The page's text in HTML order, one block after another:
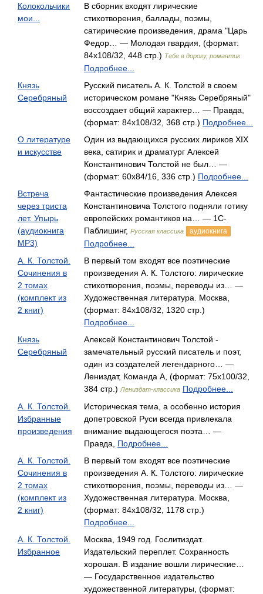
Колокольчики
мои...
В сборник входят лирические
стихотворения, баллады, поэмы,
сатирические произведения, драма "Царь
Федор… — Молодая гвардия, (формат:
84x108/32, 448 стр.) Тебе в дорогу, романтик
Подробнее...
Князь
Серебряный
Русский писатель А. К. Толстой в своем
историческом романе "Князь Серебряный"
воссоздает общий характер… — Правда,
(формат: 84x108/32, 368 стр.) Подробнее...
О литературе
и искусстве
Один из выдающихся русских лириков XIX
века, сатирик и драматург Алексей
Константинович Толстой не был… —
(формат: 60x84/16, 336 стр.) Подробнее...
Встреча
через триста
лет. Упырь
(аудиокнига
MP3)
Фантастические произведения Алексея
Константиновича Толстого подняли готику
европейских романтиков на… — 1С-
Паблишинг, Русская классика аудиокнига
Подробнее...
А. К. Толстой.
Сочинения в
2 томах
(комплект из
2 книг)
В первый том входят все поэтические
произведения А. К. Толстого: лирические
стихотворения, поэмы, переводы из… —
Художественная литература. Москва,
(формат: 84x108/32, 1320 стр.)
Подробнее...
Князь
Серебряный
Алексей Константинович Толстой -
замечательный русский писатель и поэт,
один из создателей легендарного… —
Лениздат, Команда А, (формат: 75x100/32,
384 стр.) Лениздат-классика Подробнее...
А. К. Толстой.
Избранные
произведения
Историческая тема, а особенно история
допетровской Руси всегда привлекала
внимание выдающегося поэта… —
Правда, Подробнее...
А. К. Толстой.
Сочинения в
2 томах
(комплект из
2 книг)
В первый том входят все поэтические
произведения А. К. Толстого: лирические
стихотворения, поэмы, переводы из… —
Художественная литература. Москва,
(формат: 84x108/32, 1178 стр.)
Подробнее...
А. К. Толстой.
Избранное
Москва, 1949 год. Гослитиздат.
Издательский переплет. Сохранность
хорошая. В издание вошли лирические…
— Государственное издательство
художественной литературы, (формат: